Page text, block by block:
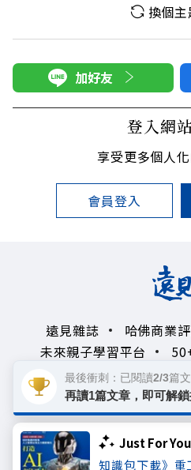
Just For You
知識包下載》重
換個
加好友
登入網
享受更多個人
會員登入
遠見雜誌 哈佛商業
未來親子學習平台
著作權聲明
Copyright©
遠見天下文化出版股份有限
最後衝刺：已閱讀2/3篇
再讀1篇文章，即可解鎖